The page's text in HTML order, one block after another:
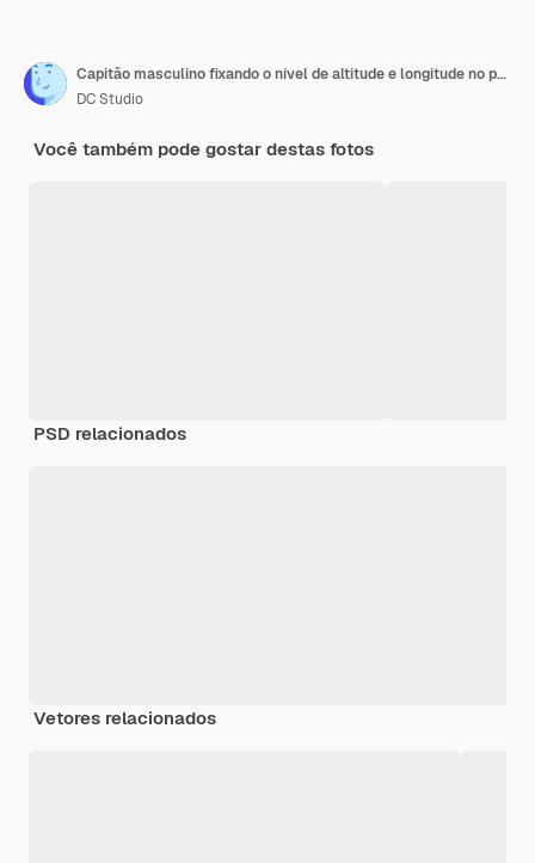
Capitão masculino fixando o nível de altitude e longitude no painel no cockpit do avião. Piloto empurrando botões no interruptor do painel de controle, usando pára-brisas na cabine da aeronave para pilotar o avião. Fechar-se.
DC Studio
Você também pode gostar destas fotos
PSD relacionados
Vetores relacionados